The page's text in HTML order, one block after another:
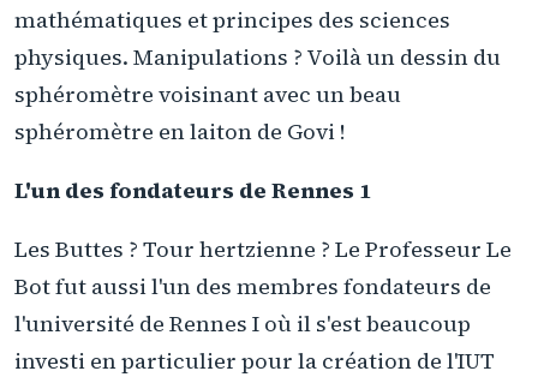
mathématiques et principes des sciences
physiques. Manipulations ? Voilà un dessin du
sphéromètre voisinant avec un beau
sphéromètre en laiton de Govi !
L'un des fondateurs de Rennes 1
Les Buttes ? Tour hertzienne ? Le Professeur Le
Bot fut aussi l'un des membres fondateurs de
l'université de Rennes I où il s'est beaucoup
investi en particulier pour la création de l'IUT